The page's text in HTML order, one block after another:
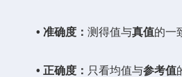
• 准确度： 测得值与真值的一
• 正确度： 只看均值与参考值